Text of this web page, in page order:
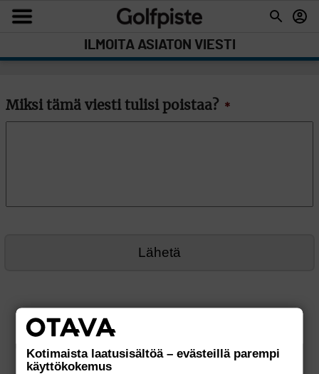
ILMOITA ASIATON VIESTI
Miksi tämä viesti tulisi poistaa? *
Kotimaista laatusisältöä – evästeillä parempi
käyttökokemus